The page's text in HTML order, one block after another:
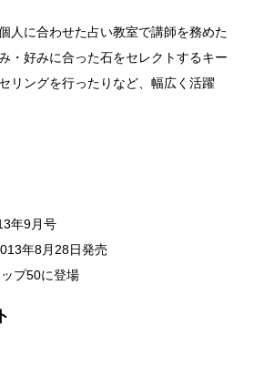
人に合わせた占い教室で講師を務めた
・好みに合った石をセレクトするキー
リングを行ったりなど、幅広く活躍
年9月号
年8月28日発売
プ50に登場